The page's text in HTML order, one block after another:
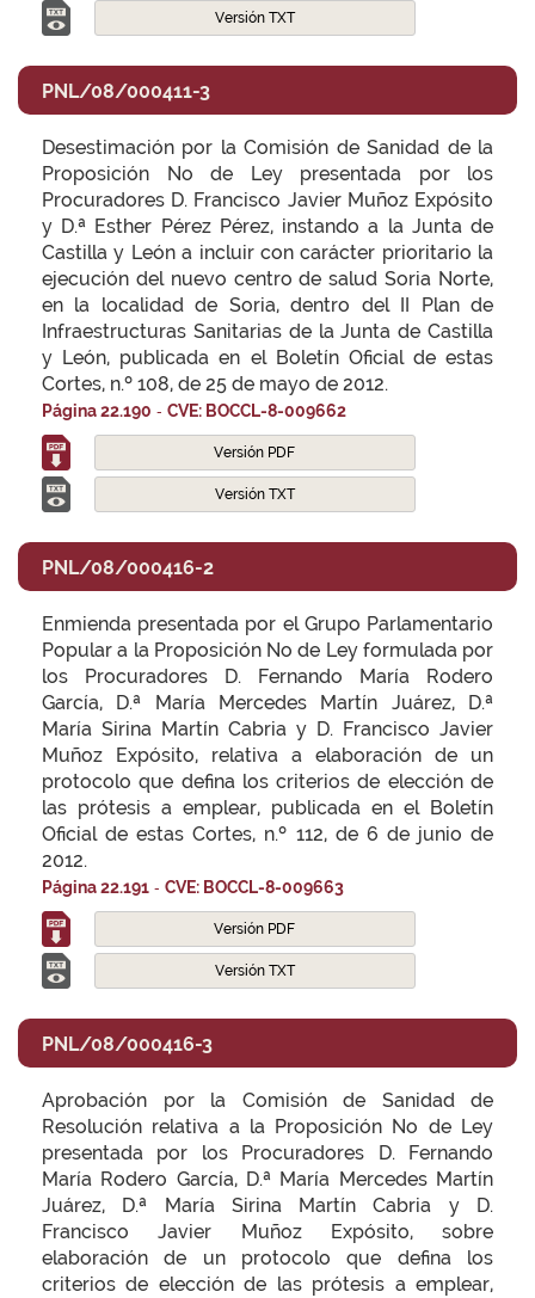
Versión TXT
PNL/08/000411-3
Desestimación por la Comisión de Sanidad de la
Proposición No de Ley presentada por los
Procuradores D. Francisco Javier Muñoz Expósito
y D.ª Esther Pérez Pérez, instando a la Junta de
Castilla y León a incluir con carácter prioritario la
ejecución del nuevo centro de salud Soria Norte,
en la localidad de Soria, dentro del II Plan de
Infraestructuras Sanitarias de la Junta de Castilla
y León, publicada en el Boletín Oficial de estas
Cortes, n.º 108, de 25 de mayo de 2012.
Página 22.190 - CVE: BOCCL-8-009662
Versión PDF
Versión TXT
PNL/08/000416-2
Enmienda presentada por el Grupo Parlamentario
Popular a la Proposición No de Ley formulada por
los Procuradores D. Fernando María Rodero
García, D.ª María Mercedes Martín Juárez, D.ª
María Sirina Martín Cabria y D. Francisco Javier
Muñoz Expósito, relativa a elaboración de un
protocolo que defina los criterios de elección de
las prótesis a emplear, publicada en el Boletín
Oficial de estas Cortes, n.º 112, de 6 de junio de
2012.
Página 22.191 - CVE: BOCCL-8-009663
Versión PDF
Versión TXT
PNL/08/000416-3
Aprobación por la Comisión de Sanidad de
Resolución relativa a la Proposición No de Ley
presentada por los Procuradores D. Fernando
María Rodero García, D.ª María Mercedes Martín
Juárez, D.ª María Sirina Martín Cabria y D.
Francisco Javier Muñoz Expósito, sobre
elaboración de un protocolo que defina los
criterios de elección de las prótesis a emplear,